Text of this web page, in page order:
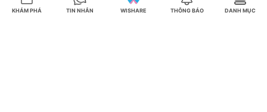
KHÁM PHÁ TIN NHẮN WISHARE THÔNG BÁO DANH MỤC